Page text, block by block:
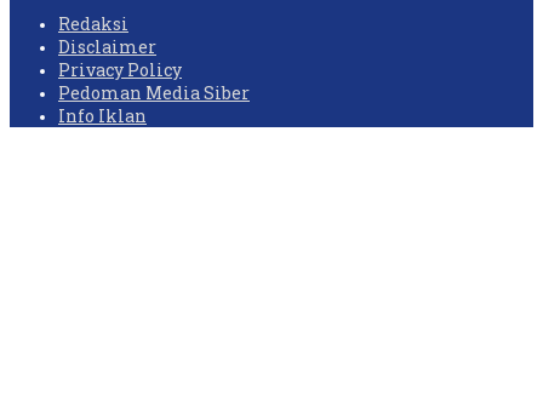
Redaksi
Disclaimer
Privacy Policy
Pedoman Media Siber
Info Iklan